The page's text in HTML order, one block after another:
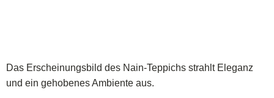
Das Erscheinungsbild des Nain-Teppichs strahlt Eleganz
und ein gehobenes Ambiente aus.